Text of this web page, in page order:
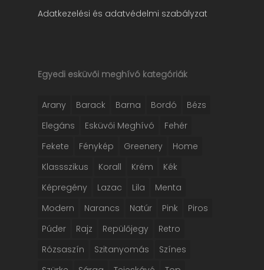
Adatkezelési és adatvédelmi szabályzat
Egyedi esküvői meghívó kategóriák
Arany Barack Barna Bordó
Bézs
Elegáns
Esküvői Meghívó
Fehér
Fekete
Fénykép Greenery
Home
Klassszikus
Korall Krém
Kék
Képregény
Lazac Lila
Menta
Modern
Narancs Natúr Pink
Piros
Púder
Rajz Repülőjegy
Retro
Rózsaszín
Szitanyomás
Színes